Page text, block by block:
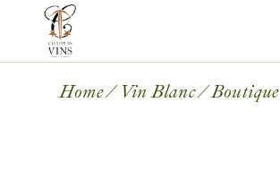
Home Vin Blanc Boutique